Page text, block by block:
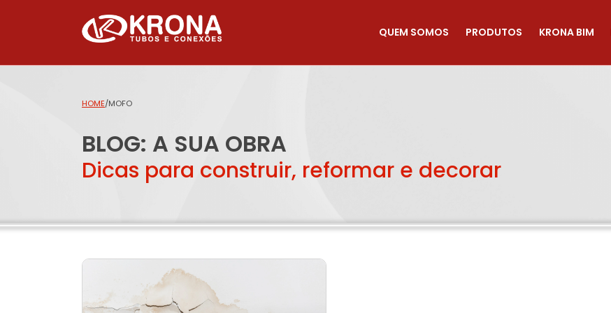
QUEM SOMOS PRODUTOS KRONA BIM
HOME/MOFO
BLOG: A SUA OBRA
Dicas para construir, reformar e decorar